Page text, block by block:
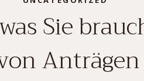
Sie